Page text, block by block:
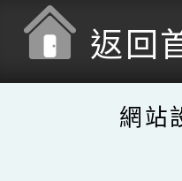
返回
網站